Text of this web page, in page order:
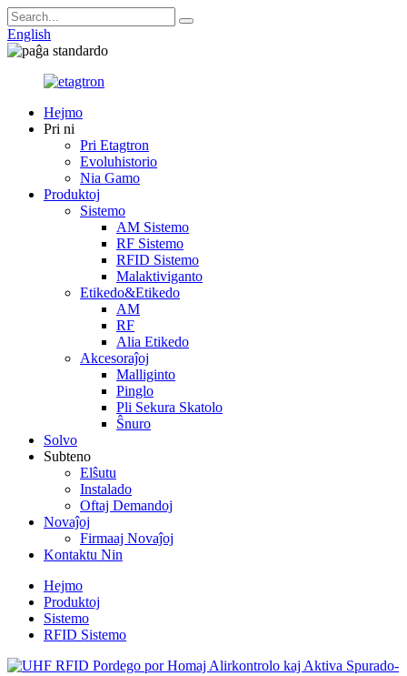
English
Hejmo
Pri ni
Pri Etagtron
Evoluhistorio
Nia Gamo
Produktoj
Sistemo
AM Sistemo
RF Sistemo
RFID Sistemo
Malaktiviganto
Etikedo&Etikedo
AM
RF
Alia Etikedo
Akcesoraĵoj
Malliginto
Pinglo
Pli Sekura Skatolo
Ŝnuro
Solvo
Subteno
Elŝutu
Instalado
Oftaj Demandoj
Novaĵoj
Firmaaj Novaĵoj
Kontaktu Nin
Hejmo
Produktoj
Sistemo
RFID Sistemo